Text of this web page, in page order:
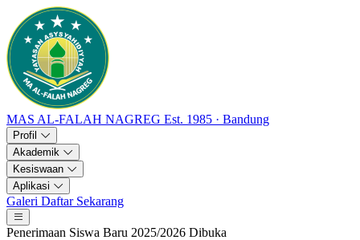
MAS AL-FALAH NAGREG Est. 1985 · Bandung
Profil
Akademik
Kesiswaan
Aplikasi
Galeri Daftar Sekarang
Penerimaan Siswa Baru 2025/2026 Dibuka